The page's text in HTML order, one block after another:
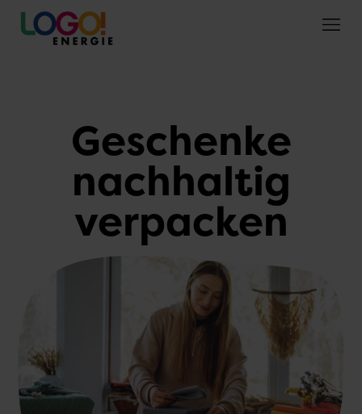
Geschenke
nachhaltig
verpacken